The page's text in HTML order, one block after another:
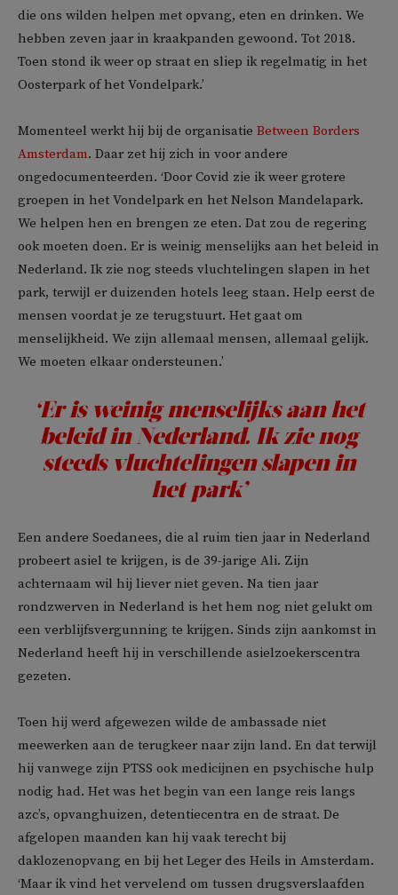
die ons wilden helpen met opvang, eten en drinken. We
hebben zeven jaar in kraakpanden gewoond. Tot 2018.
Toen stond ik weer op straat en sliep ik regelmatig in het
Oosterpark of het Vondelpark.’
Momenteel werkt hij bij de organisatie Between Borders
Amsterdam. Daar zet hij zich in voor andere
ongedocumenteerden. ‘Door Covid zie ik weer grotere
groepen in het Vondelpark en het Nelson Mandelapark.
We helpen hen en brengen ze eten. Dat zou de regering
ook moeten doen. Er is weinig menselijks aan het beleid in
Nederland. Ik zie nog steeds vluchtelingen slapen in het
park, terwijl er duizenden hotels leeg staan. Help eerst de
mensen voordat je ze terugstuurt. Het gaat om
menselijkheid. We zijn allemaal mensen, allemaal gelijk.
We moeten elkaar ondersteunen.’
‘Er is weinig menselijks aan het
beleid in Nederland. Ik zie nog
steeds vluchtelingen slapen in
het park’
Een andere Soedanees, die al ruim tien jaar in Nederland
probeert asiel te krijgen, is de 39-jarige Ali. Zijn
achternaam wil hij liever niet geven. Na tien jaar
rondzwerven in Nederland is het hem nog niet gelukt om
een verblijfsvergunning te krijgen. Sinds zijn aankomst in
Nederland heeft hij in verschillende asielzoekerscentra
gezeten.
Toen hij werd afgewezen wilde de ambassade niet
meewerken aan de terugkeer naar zijn land. En dat terwijl
hij vanwege zijn PTSS ook medicijnen en psychische hulp
nodig had. Het was het begin van een lange reis langs
azc’s, opvanghuizen, detentiecentra en de straat. De
afgelopen maanden kan hij vaak terecht bij
daklozenopvang en bij het Leger des Heils in Amsterdam.
‘Maar ik vind het vervelend om tussen drugsverslaafden